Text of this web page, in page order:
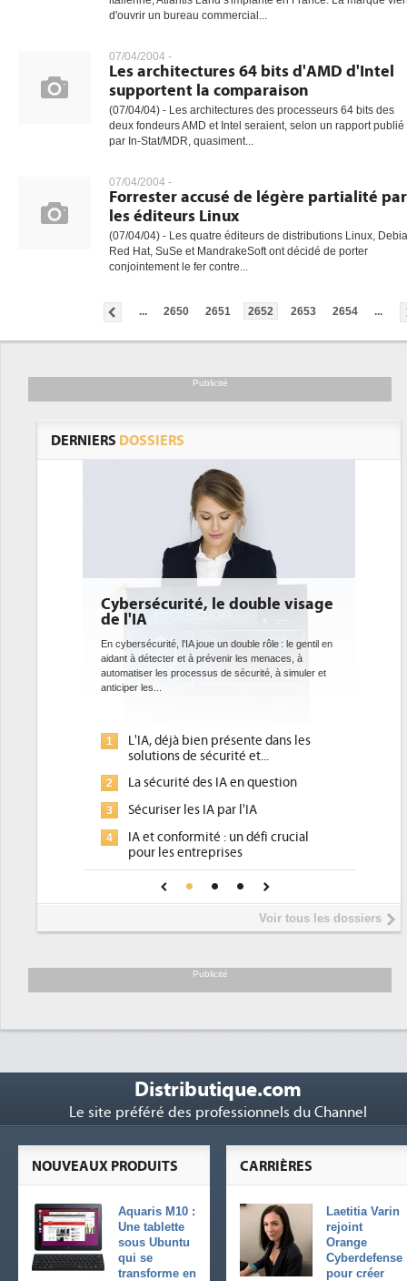
d'ouvrir un bureau commercial...
07/04/2004 -
Les architectures 64 bits d'AMD d'Intel
supportent la comparaison
(07/04/04) - Les architectures des processeurs 64 bits des
deux fondeurs AMD et Intel seraient, selon un rapport publié
par In-Stat/MDR, quasiment...
07/04/2004 -
Forrester accusé de légère partialité par
les éditeurs Linux
(07/04/04) - Les quatre éditeurs de distributions Linux,
Red Hat, SuSe et MandrakeSoft ont décidé de porter
conjointement le fer contre...
... 2650 2651 2652 2653 2654 ...
Publicité
DERNIERS DOSSIERS
Cybersécurité, le double visage
de l'IA
En cybersécurité, l'IA joue un double rôle : le gentil en
aidant à détecter et à prévenir les menaces, à
automatiser les processus de sécurité, à simuler et
anticiper les...
1
L'IA, déjà bien présente dans les
solutions de sécurité et...
2 La sécurité des IA en question
3 Sécuriser les IA par l'IA
4
IA et conformité : un défi crucial
pour les entreprises
Une IA de confiance pour une IA
plus sûre ?
Voir tous les dossiers
Publicité
Distributique.com
Le site préféré des professionnels du Channel
CARRIÈRES
Laetitia Varin
rejoint
Orange
Cyberdefense
pour créer
NOUVEAUX PRODUITS
Aquaris M10 :
Une tablette
sous Ubuntu
qui se
transforme en